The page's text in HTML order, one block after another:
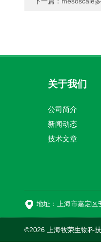
关于我们
公司简介
新闻动态
技术文章
©2026 上海牧荣生物科